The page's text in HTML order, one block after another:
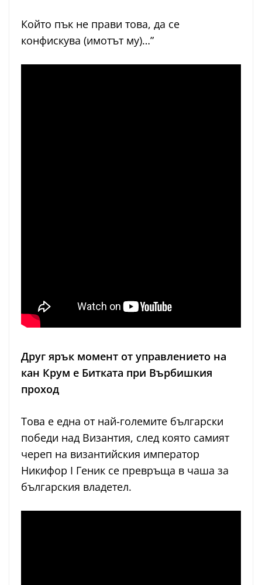
Който пък не прави това, да се
конфискува (имотът му)…”
Друг ярък момент от управлението на
кан Крум е Битката при Върбишкия
проход
Това е една от най-големите български
победи над Византия, след която самият
череп на византийския император
Никифор I Геник се превръща в чаша за
българския владетел.